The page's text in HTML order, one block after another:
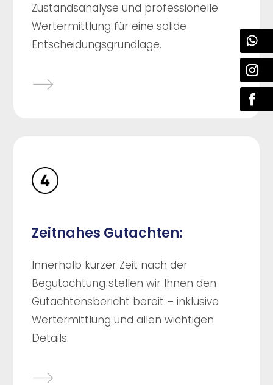
Zustandsanalyse und professionelle
Wertermittlung für eine solide
Entscheidungsgrundlage.
Zeitnahes Gutachten:
Innerhalb kurzer Zeit nach der
Begutachtung stellen wir Ihnen den
Gutachtensbericht bereit – inklusive
Wertermittlung und allen wichtigen
Details.